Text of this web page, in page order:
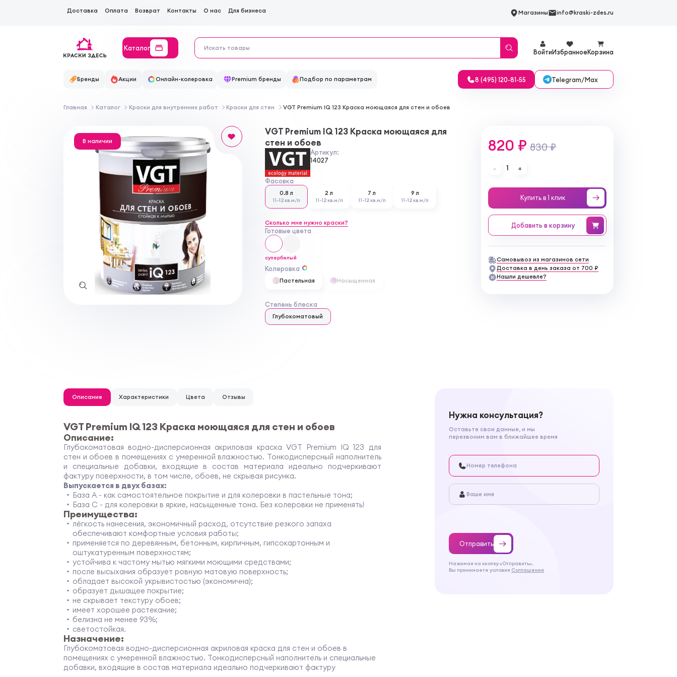
Доставка Оплата Возврат Контакты О нас Для бизнеса Магазины info@kraski-zdes.ru
Каталог
ВойтиИзбранноеКорзина
Бренды Акции Онлайн-колеровка Premium бренды Подбор по параметрам 8 (495) 120-81-55 Telegram/Max
Главная Каталог Краски для внутренних работ Краски для стен VGT Premium IQ 123 Краска моющаяся для стен и обоев
В наличии
VGT Premium IQ 123 Краска моющаяся для
стен и обоев
Артикул:
14027
Фасовка
0.8 л
11-12 кв.м/л
2 л
11-12 кв.м/л
7 л
11-12 кв.м/л
9 л
11-12 кв.м/л
Сколько мне нужно краски?
Готовые цвета
супербелый
Колеровка
Пастельная Насыщенная
Степень блеска
Глубокоматовый
820 ₽ 830 ₽
- 1 +
Купить в 1 клик
Добавить в корзину
Самовывоз из магазинов сети
Доставка в день заказа от 700 ₽
Нашли дешевле?
Описание Характеристики Цвета Отзывы
VGT Premium IQ 123 Краска моющаяся для стен и обоев
Описание:
Глубокоматовая водно-дисперсионная акриловая краска VGT Premium IQ 123 для
стен и обоев в помещениях с умеренной влажностью. Тонкодисперсный наполнитель
и специальные добавки, входящие в состав материала идеально подчеркивают
фактуру поверхности, в том числе, обоев, не скрывая рисунка.
Выпускается в двух базах:
База А - как самостоятельное покрытие и для колеровки в пастельные тона;
База С - для колеровки в яркие, насыщенные тона. Без колеровки не применять!
Преимущества:
лёгкость нанесения, экономичный расход, отсутствие резкого запаха
обеспечивают комфортные условия работы;
применяется по деревянным, бетонным, кирпичным, гипсокартонным и
оштукатуренным поверхностям;
устойчива к частому мытью мягкими моющими средствами;
после высыхания образует ровную матовую поверхность;
обладает высокой укрывистостью (экономична);
образует дышащее покрытие;
не скрывает текстуру обоев;
имеет хорошее растекание;
белизна не менее 93%;
светостойкая.
Назначение:
Глубокоматовая водно-дисперсионная акриловая краска для стен и обоев в
помещениях с умеренной влажностью. Тонкодисперсный наполнитель и специальные
добавки, входящие в состав материала идеально подчеркивают фактуру
Нужна консультация?
Оставьте свои данные, и мы
перезвоним вам в ближайшее время
Отправить
Нажимая на кнопку «Отправить»,
Вы принимаете условия Соглашения